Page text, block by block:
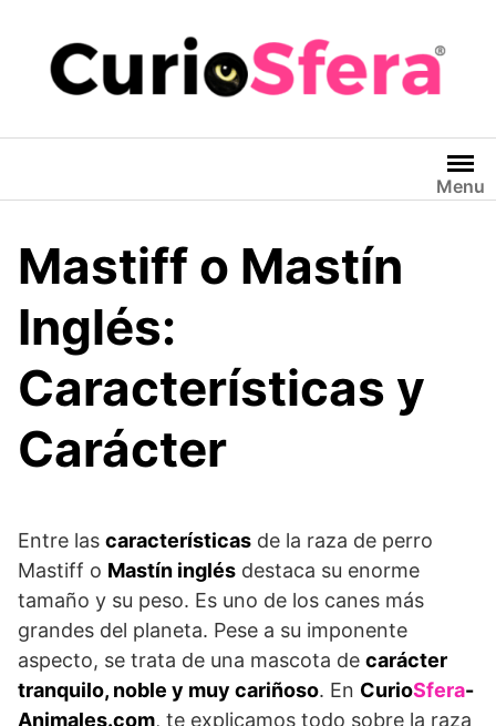
contenido
Menu
Mastiff o Mastín
Inglés:
Características y
Carácter
Entre las características de la raza de perro
Mastiff o Mastín inglés destaca su enorme
tamaño y su peso. Es uno de los canes más
grandes del planeta. Pese a su imponente
aspecto, se trata de una mascota de carácter
tranquilo, noble y muy cariñoso. En CurioSfera-
Animales.com, te explicamos todo sobre la raza